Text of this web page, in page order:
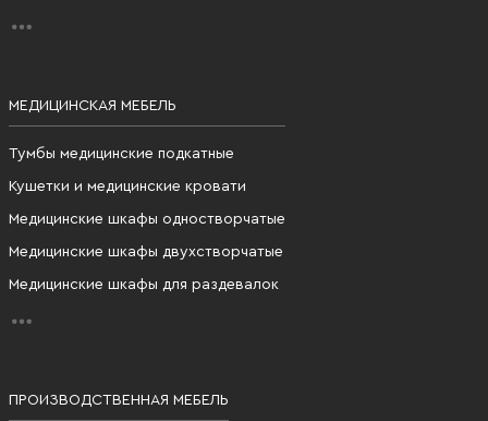
МЕДИЦИНСКАЯ МЕБЕЛЬ
Тумбы медицинские подкатные
Кушетки и медицинские кровати
Медицинские шкафы одностворчатые
Медицинские шкафы двухстворчатые
Медицинские шкафы для раздевалок
ПРОИЗВОДСТВЕННАЯ МЕБЕЛЬ